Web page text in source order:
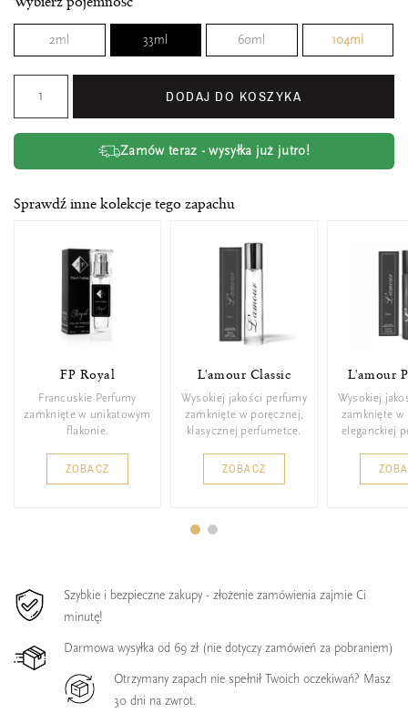
2ml 33ml 60ml 104ml
DODAJ DO KOSZYKA
Zamów teraz - wysyłka już jutro!
Sprawdź inne kolekcje tego zapachu
FP Royal
Francuskie Perfumy
zamknięte w unikatowym
flakonie.
ZOBACZ
L'amour Classic
Wysokiej jakości perfumy
zamknięte w poręcznej,
klasycznej perfumetce.
ZOBACZ
L'amour
Wysokiej
zamknięte w
eleganckiej
Szybkie i bezpieczne zakupy - złożenie zamówienia zajmie Ci
minutę!
Darmowa wysyłka od 69 zł (nie dotyczy zamówień za pobraniem)
Otrzymany zapach nie spełnił Twoich oczekiwań? Masz
30 dni na zwrot.